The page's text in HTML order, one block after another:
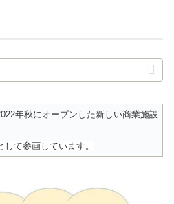
年秋にオープンした新しい商業施設
て参画しています。